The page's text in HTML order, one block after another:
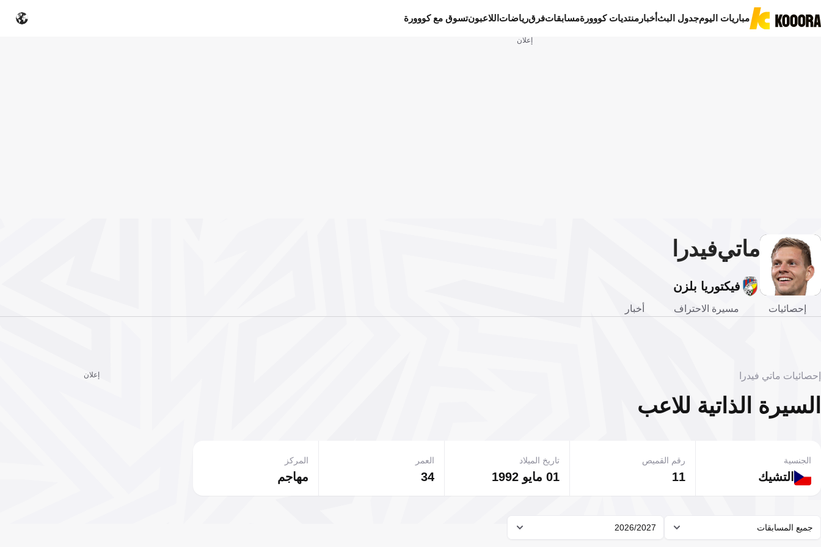
مباريات اليومجدول البثأخبار منتديات كووورةمسابقاتفرقرياضات اللاعبونتسوق مع كووورة
إعلان
ماتيفيدرا
فيكتوريا بلزن
إحصائيات مسيرة الاحتراف أخبار
إحصائيات ماتي فيدرا
السيرة الذاتية للاعب
التشيك
الجنسية
11
رقم القميص
01 مايو 1992
تاريخ الميلاد
34
العمر
مهاجم
المركز
جميع المسابقات 2026/2027
إعلان